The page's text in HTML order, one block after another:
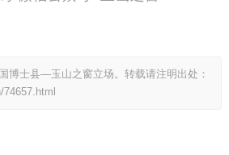
博士县—玉山之窗立场。转载请注明出处：